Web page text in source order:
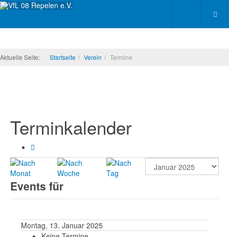
Aktuelle Seite: Startseite Verein Termine
Terminkalender
Events für
Montag, 13. Januar 2025